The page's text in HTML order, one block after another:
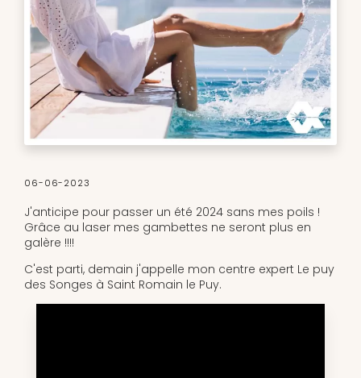
06-06-2023
J'anticipe pour passer un été 2024 sans mes poils !
Grâce au laser mes gambettes ne seront plus en
galère !!!!
C'est parti, demain j'appelle mon centre expert Le puy
des Songes à Saint Romain le Puy.